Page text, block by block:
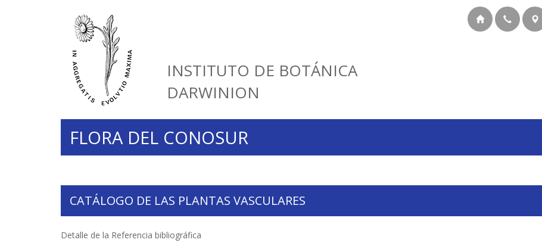
INSTITUTO DE BOTÁNICA
DARWINION
FLORA DEL CONOSUR
CATÁLOGO DE LAS PLANTAS VASCULARES
Detalle de la Referencia bibliográfica